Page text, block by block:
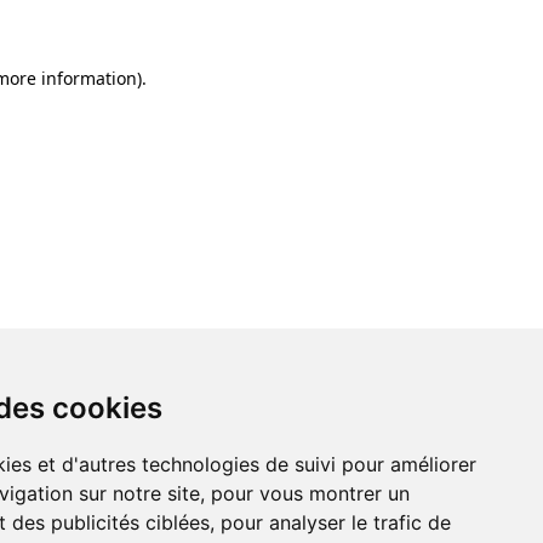
cookies
et d'autres technologies de suivi pour améliorer
sur notre site, pour vous montrer un
des publicités ciblées, pour analyser le trafic de
cookies
et d'autres technologies de suivi pour améliorer
sur notre site, pour vous montrer un
des publicités ciblées, pour analyser le trafic de
information).